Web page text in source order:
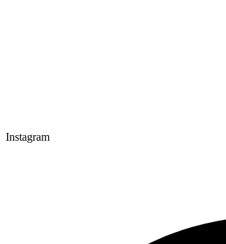
Instagram